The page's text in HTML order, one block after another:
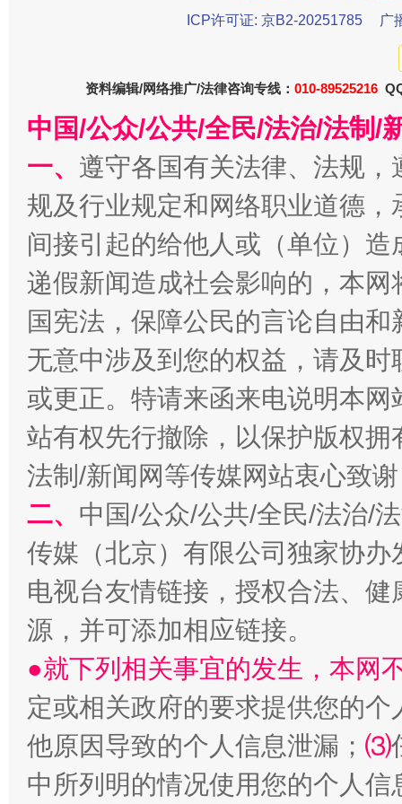
在谋一域中谋全局
今
习近平的博鳌关键词
魏明亮
“刷贴”乱象丛生
ICP许可证: 京B2-20251785
广
资料编辑/网络推广/法律咨询专线： 010-89525216
中国/公众/公共/全民/法治/法制/
一、 遵守各国有关法律、法规
规及行业规定和网络职业道德
间接引起的给他人或（单位）
递假新闻造成社会影响的，本
国宪法，保障公民的言论自由
无意中涉及到您的权益，请及
或更正。特请来函来电说明本
站有权先行撤除，以保护版权
法制/新闻网等传媒网站衷心致
二、 中国/公众/公共/全民/法治/
传媒（北京）有限公司独家协
电视台友情链接，授权合法、
源，并可添加相应链接。
●就下列相关事宜的发生，本网
定或相关政府的要求提供您的个
他原因导致的个人信息泄漏； ⑶
中所列明的情况使用您的个人